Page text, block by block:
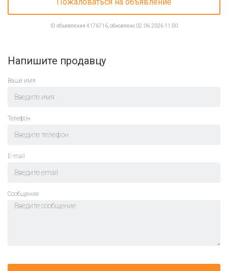
ID объявления 4176716, обновлено 02.06.2026 11:00
Напишите продавцу
Ваше имя
Телефон
E-mail
Cообщение